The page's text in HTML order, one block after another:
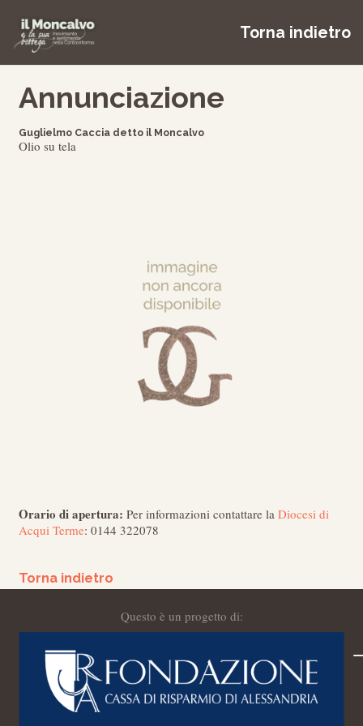
Torna indietro
Annunciazione
Guglielmo Caccia detto il Moncalvo
Olio su tela
Orario di apertura: Per informazioni contattare la Diocesi di
Acqui Terme: 0144 322078
Torna indietro
Questo è un progetto di: